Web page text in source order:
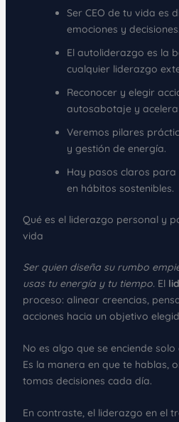
Ser CEO de tu vida es
emociones y decisiones.
El autoliderazgo es la
cualquier liderazgo
Reconocer y elegir
autosabotaje y
Veremos pilares
y gestión de energía.
Hay pasos claros
en hábitos sostenibles.
Qué es el liderazgo personal y
vida
Ser quien diseña su rumbo
usas tu energía y tu tiempo. El
proceso: alinear creencias,
acciones hacia un objetivo
No es algo que se enciende
Es la manera en que te hablas,
tomas decisiones cada día.
En contraste, el liderazgo en el